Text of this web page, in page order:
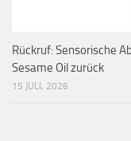
Rückruf: Sensorische
Sesame Oil zurück
15 JULI, 2026